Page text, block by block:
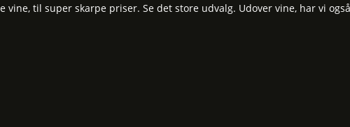
til super skarpe priser. Se det store udvalg. Udover vine, har vi